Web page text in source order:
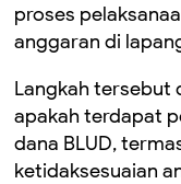
proses
anggaran di
Langkah tersebut
apakah terdapat
dana BLUD,
ketidaksesuaian